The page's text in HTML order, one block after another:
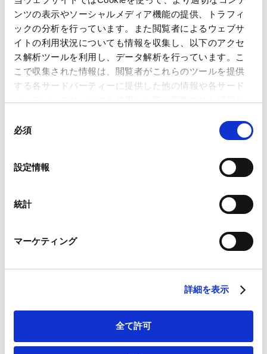
ンツの表示やソーシャルメディア機能の提供、トラフィ
ックの分析を行っています。また閲覧者によるウェブサ
イトの利用状況についても情報を収集し、以下のアクセ
ス解析ツールを利用し、データ解析を行っています。こ
こで収集された情報は、閲覧者がこれらのツールを提供
する各サードパーティーに提供した他の情報や各サード
ことがあります。
Google Analytics利用規約（
Marketo
外部サイト）
LinkedIn プライバシーポリシー（
HubSpot プライバシーポリシー（外部サイト）
必須
設定情報
統計
マーケティング
詳細を表示
全て許可
Enforcement of Bankruptcy and PKPU
Procedures
2024.06.13 論文
VIEW ALL
経歴
2018年
2019年4月 - 2022年12月
インドネシアのSurya Mandela & Partners法律事務所
PROFESSIONAL ADMISSIONS